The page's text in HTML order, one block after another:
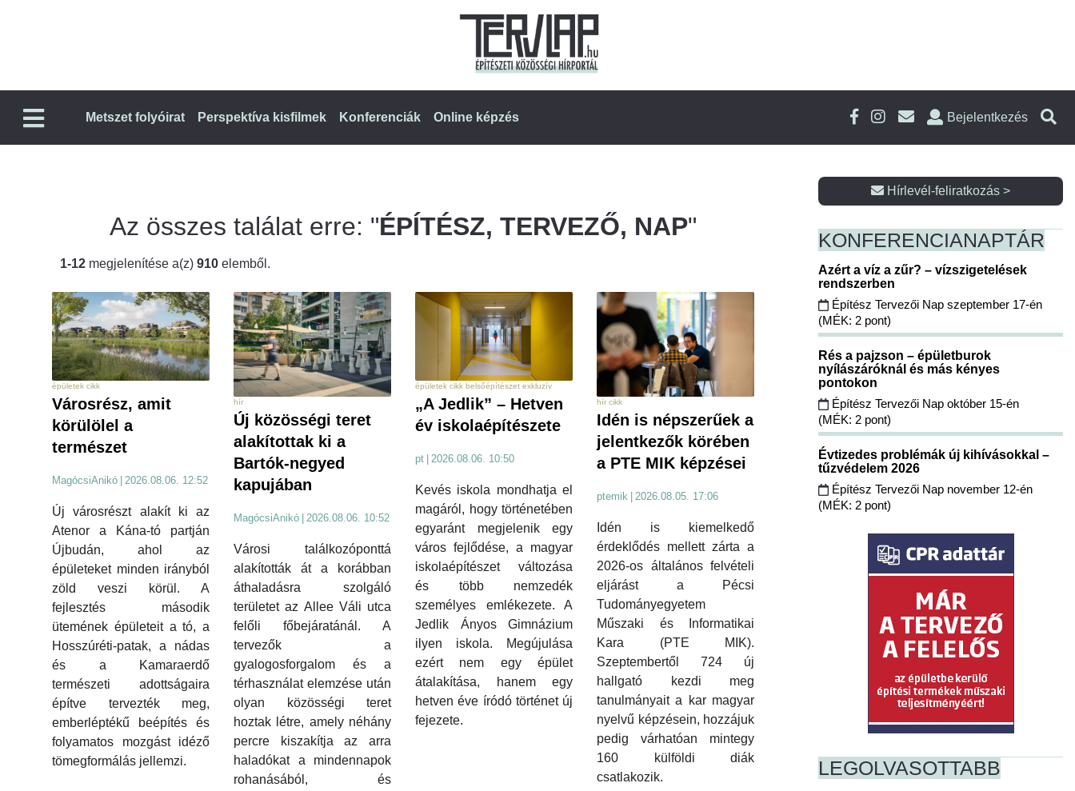
Metszet folyóirat Perspektíva kisfilmek Konferenciák Online képzés Bejelentkezés
Az összes találat erre: "ÉPÍTÉSZ, TERVEZŐ, NAP"
1-12 megjelenítése a(z) 910 elemből.
épületek cikk
Városrész, amit
körülölel a
természet
MagócsiAnikó | 2026.08.06. 12:52
Új városrészt alakít ki az
Atenor a Kána-tó partján
Újbudán, ahol az
épületeket minden irányból
zöld veszi körül. A
fejlesztés második
ütemének épületeit a tó, a
Hosszúréti-patak, a nádas
és a Kamaraerdő
természeti adottságaira
építve tervezték meg,
emberléptékű beépítés és
folyamatos mozgást idéző
tömegformálás jellemzi.
hír
Új közösségi teret
alakítottak ki a
Bartók-negyed
kapujában
MagócsiAnikó 2026.08.06. 10:52
Városi találkozóponttá
alakították át a korábban
áthaladásra szolgáló
területet az Allee Váli utca
felőli főbejáratánál. A
tervezők a
gyalogosforgalom és a
térhasználat elemzése után
olyan közösségi teret
hoztak létre, amely néhány
percre kiszakítja az arra
haladókat a mindennapok
rohanásából, és
épületek cikk belsőépítészet exkluzív
„A Jedlik” – Hetven
év iskolaépítészete
pt | 2026.08.06. 10:50
Kevés iskola mondhatja el
magáról, hogy történetében
egyaránt megjelenik egy
város fejlődése, a magyar
iskolaépítészet változása
és több nemzedék
személyes emlékezete. A
Jedlik Ányos Gimnázium
ilyen iskola. Megújulása
ezért nem egy épület
átalakítása, hanem egy
hetven éve íródó történet új
fejezete.
hír cikk
Idén is népszerűek a
jelentkezők körében
a PTE MIK képzései
ptemik 2026.08.05. 17:06
Idén is kiemelkedő
érdeklődés mellett zárta a
2026-os általános felvételi
eljárást a Pécsi
Tudományegyetem
Műszaki és Informatikai
Kara (PTE MIK).
Szeptembertől 724 új
hallgató kezdi meg
tanulmányait a kar magyar
nyelvű képzésein, hozzájuk
pedig várhatóan mintegy
160 külföldi diák
csatlakozik.
Hírlevél-feliratkozás >
KONFERENCIANAPTÁR
Azért a víz a zűr? – vízszigetelések
rendszerben
Építész Tervezői Nap szeptember 17-én
(MÉK: 2 pont)
Rés a pajzson – épületburok
nyílászáróknál és más kényes
pontokon
Építész Tervezői Nap október 15-én
(MÉK: 2 pont)
Évtizedes problémák új kihívásokkal –
tűzvédelem 2026
Építész Tervezői Nap november 12-én
(MÉK: 2 pont)
LEGOLVASOTTABB